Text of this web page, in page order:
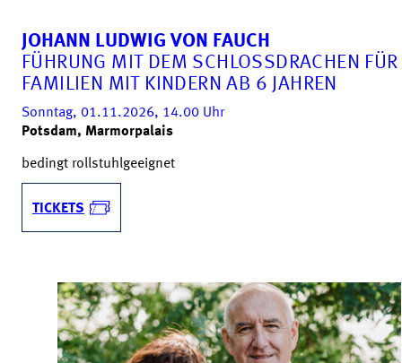
JOHANN LUDWIG VON FAUCH
FÜHRUNG MIT DEM SCHLOSSDRACHEN FÜR
FAMILIEN MIT KINDERN AB 6 JAHREN
Sonntag, 01.11.2026, 14.00 Uhr
Potsdam, Marmorpalais
bedingt rollstuhlgeeignet
TICKETS